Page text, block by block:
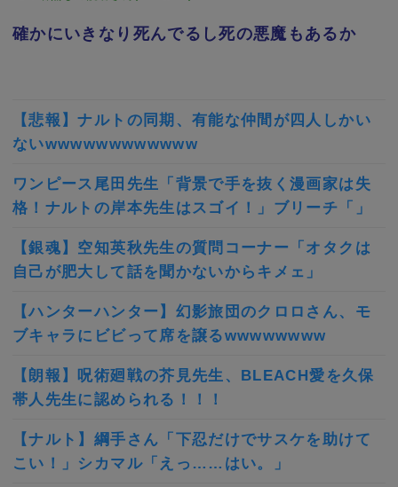
確かにいきなり死んでるし死の悪魔もあるか
【悲報】ナルトの同期、有能な仲間が四人しかい
ないwwwwwwwwwwww
ワンピース尾田先生「背景で手を抜く漫画家は失
格！ナルトの岸本先生はスゴイ！」ブリーチ「」
【銀魂】空知英秋先生の質問コーナー「オタクは
自己が肥大して話を聞かないからキメェ」
【ハンターハンター】幻影旅団のクロロさん、モ
ブキャラにビビって席を譲るwwwwwwww
【朗報】呪術廻戦の芥見先生、BLEACH愛を久保
帯人先生に認められる！！！
【ナルト】綱手さん「下忍だけでサスケを助けて
こい！」シカマル「えっ……はい。」